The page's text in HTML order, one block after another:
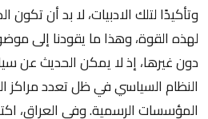
وتأكيدًا لتلك الادبيات، لا بد أن تكون
لهذه القوة، وهذا ما يقودنا إلى
دون غيرها، إذ لا يمكن الحديث عن
النظام السياسي في ظل تعدد مراكز
المؤسسات الرسمية. وفي العراق،